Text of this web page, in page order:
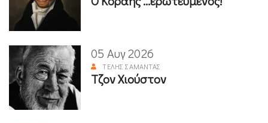
05 Αυγ 2026
ΤΈΛΗΣ ΣΑΜΑΝΤΆΣ
Τζον Χιούστον